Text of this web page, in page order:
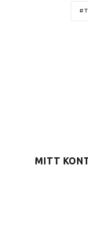
MITT